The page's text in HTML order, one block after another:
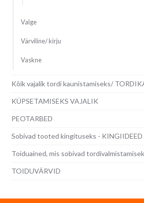
Valge
Värviline/ kirju
Vaskne
Kõik vajalik tordi kaunistamiseks/
KÜPSETAMISEKS VAJALIK
PEOTARBED
Sobivad tooted kingituseks - KINGIIDEED
Toiduained, mis sobivad
TOIDUVÄRVID